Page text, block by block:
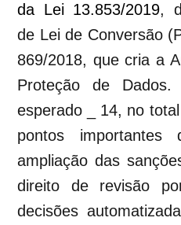
da Lei 13.853/2019,
de Lei de Conversão
869/2018, que cria a
Proteção de
esperado _ 14, no
pontos
ampliação das
direito de revisão
decisões